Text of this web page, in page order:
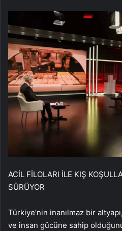
ACİL FİLOLARI İLE KIŞ
SÜRÜYOR
Türkiye’nin inanılmaz bir
ve insan gücüne sahip